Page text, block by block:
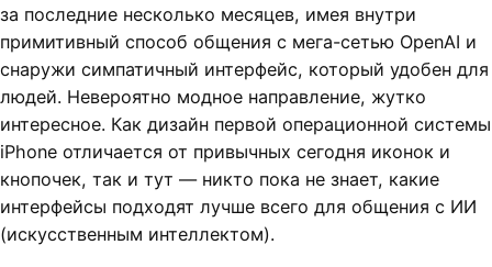
за последние несколько месяцев, имея внутри
примитивный способ общения с мега-сетью OpenAI и
снаружи симпатичный интерфейс, который удобен для
людей. Невероятно модное направление, жутко
интересное. Как дизайн первой операционной системы
iPhone отличается от привычных сегодня иконок и
кнопочек, так и тут — никто пока не знает, какие
интерфейсы подходят лучше всего для общения с ИИ
(искусственным интеллектом).